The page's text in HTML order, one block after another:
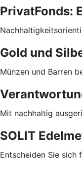
PrivatFonds:
Gold und
Münzen und Barren
Mit nachhaltig
SOLIT
Entscheiden Sie sich